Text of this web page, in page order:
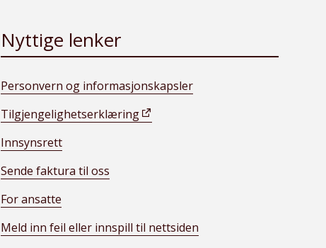
Nyttige lenker
Personvern og informasjonskapsler
Tilgjengelighetserklæring
Innsynsrett
Sende faktura til oss
For ansatte
Meld inn feil eller innspill til nettsiden